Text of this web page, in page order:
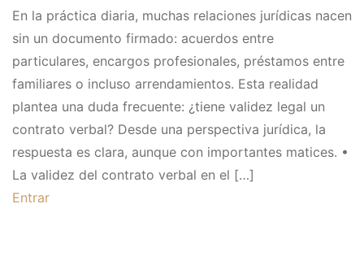
En la práctica diaria, muchas relaciones jurídicas nacen
sin un documento firmado: acuerdos entre
particulares, encargos profesionales, préstamos entre
familiares o incluso arrendamientos. Esta realidad
plantea una duda frecuente: ¿tiene validez legal un
contrato verbal? Desde una perspectiva jurídica, la
respuesta es clara, aunque con importantes matices. •
La validez del contrato verbal en el […]
Entrar